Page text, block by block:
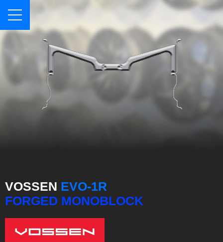
VOSSEN EVO-1R
FORGED MONOBLOCK